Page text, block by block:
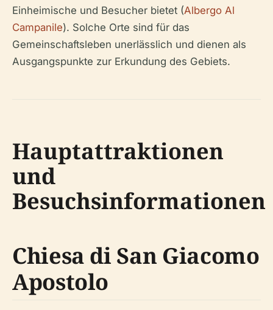
Einheimische und Besucher bietet (Albergo Al
Campanile). Solche Orte sind für das
Gemeinschaftsleben unerlässlich und dienen als
Ausgangspunkte zur Erkundung des Gebiets.
Hauptattraktionen
und
Besuchsinformationen
Chiesa di San Giacomo
Apostolo